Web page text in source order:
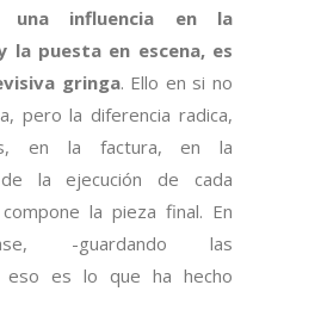
influencia en la
la puesta en escena, es
gringa. Ello en si no
pero la diferencia radica,
en la factura, en la
de la ejecución de cada
la pieza final. En
-guardando las
eso es lo que ha hecho